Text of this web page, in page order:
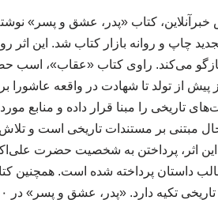
خبرآنلاین، کتاب «پدر، عشق و پسر»
چاپ و روانه بازار کتاب شد. این
از تولد تا شهادت در واقعه عاشورا
تاریخی را مبنا قرار داده و منابع
مبتنی بر مستندات تاریخی است و تلاش
اثر، پرداختن به شخصیت حضرت
داستان پرداخته شده است. همچنین